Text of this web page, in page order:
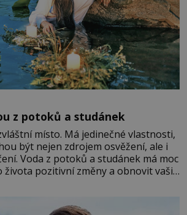
z potoků a studánek
místo. Má jedinečné vlastnosti,
být nejen zdrojem osvěžení, ale i
Voda z potoků a studánek má moc
života pozitivní změny a obnovit vaši
rituály a přinést do svého života
Je důležité